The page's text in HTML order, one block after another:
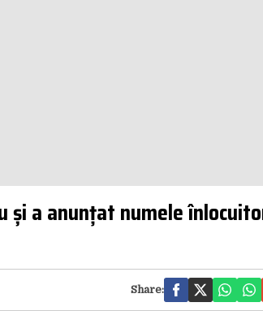
și a anunțat numele
Share: